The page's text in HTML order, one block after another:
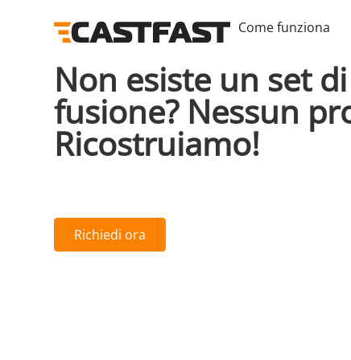
Come funziona
Non esiste un set
fusione? Nessun
Ricostruiamo!
Richiedi ora